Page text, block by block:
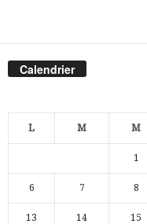
Calendrier
L M M
1
6 7 8
13 14 15